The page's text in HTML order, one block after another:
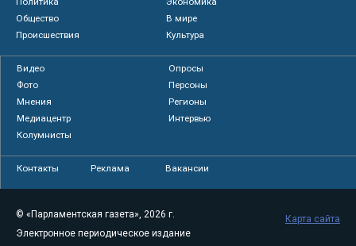
Общество
В мире
Происшествия
Культура
Видео
Опросы
Фото
Персоны
Мнения
Регионы
Медиацентр
Интервью
Колумнисты
Контакты Реклама Вакансии
© «Парламентская газета», 2026 г.
Электронное периодическое издание
Карта сайта